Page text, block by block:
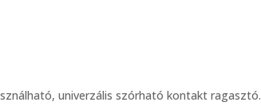
univerzális szórható kontakt ragasztó.